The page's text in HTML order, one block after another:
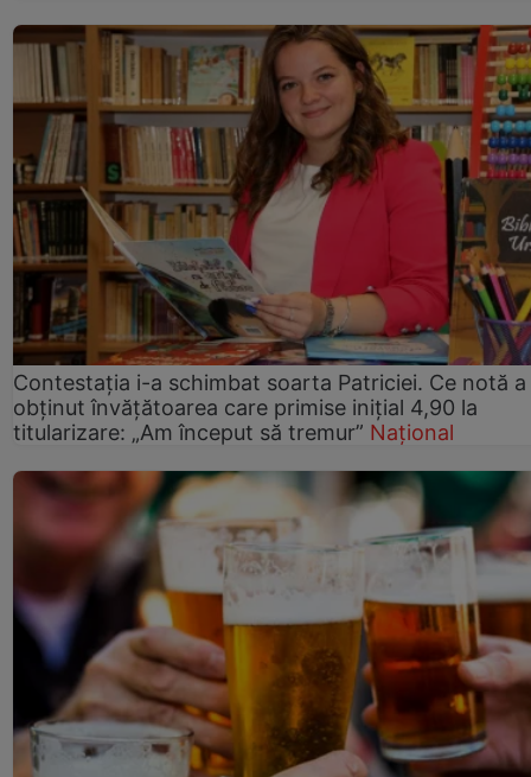
Contestația i-a schimbat soarta Patriciei. Ce notă a
obținut învățătoarea care primise inițial 4,90 la
titularizare: „Am început să tremur” Național